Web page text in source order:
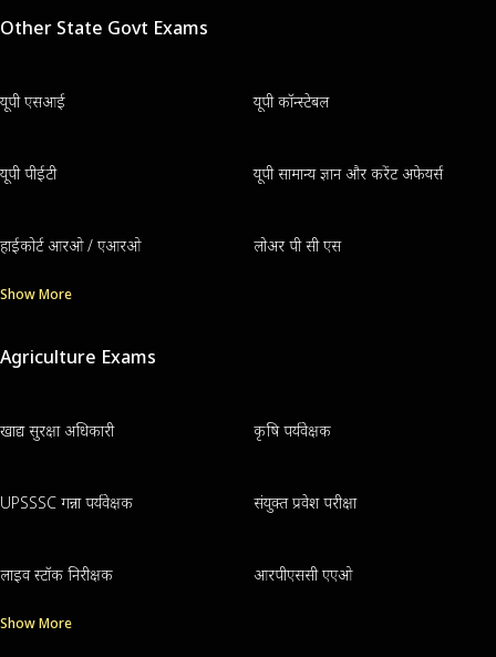
Other State Govt Exams
यूपी एसआई यूपी कॉन्स्टेबल
यूपी पीईटी यूपी सामान्य ज्ञान और करेंट अफेयर्स
हाईकोर्ट आरओ / एआरओ लोअर पी सी एस
Show More
Agriculture Exams
खाद्य सुरक्षा अधिकारी कृषि पर्यवेक्षक
UPSSSC गन्ना पर्यवेक्षक संयुक्त प्रवेश परीक्षा
लाइव स्टॉक निरीक्षक आरपीएससी एएओ
Show More